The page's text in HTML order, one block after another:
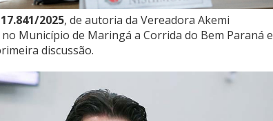
2025, de autoria da Vereadora Akemi
Município de Maringá a Corrida do Bem Paraná e
discussão.